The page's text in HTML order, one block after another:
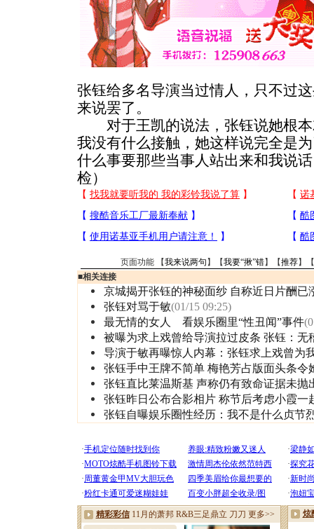
张钰给多名导演当过情人，只不过
来说罢了。
对于王凯的说法，张钰说她根本
我没有什么接触，她这样说完全是
什么事要那些当事人站出来和我说
检）
页面功能 【我来说两句 】【我要“揪”错】【推荐】
■相关连接
京城揭开张钰的神秘面纱 自称近日片酬已
张钰对骂于敏(01/15 09:25)
最无情的女人 看娱乐圈里“性丑闻”事件
被曝为求上戏曾给导演拉过皮条 张钰：无
导演于敏再曝惊人内幕：张钰求上戏曾为
张钰手中王牌不简单 梅艳芳占版面头条令
张钰直比莱温斯基 声称仍有致命证据未抛
张钰昨日公布合影相片 称节后考虑小霞一
张钰自曝娱乐圈性经历：我不是什么贞节